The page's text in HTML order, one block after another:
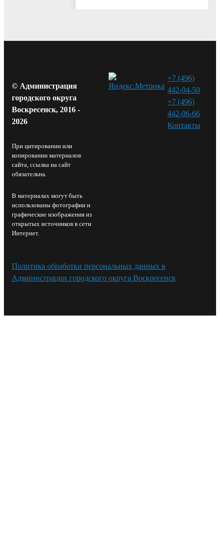
© Администрация
городского округа
Воскресенск, 2016 -
2026
При цитировании или
копировании материалов
сайта, ссылка на сайт
обязательна.
В материалах могут быть
использованы фотографии и
графические изображения из
открытых источников в сети
Интернет.
+7 (496)
442-04-50
+7 (496)
442-06-66
Контакты⁠
Политика обработки персональных данных в
Администрации городского округа Воскресенск